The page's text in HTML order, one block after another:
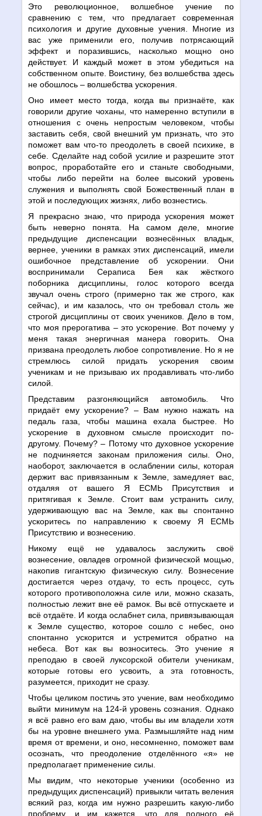
Это революционное, волшебное учение по
сравнению с тем, что предлагает современная
психология и другие духовные учения. Многие из
вас уже применили его, получив потрясающий
эффект и поразившись, насколько мощно оно
действует. И каждый может в этом убедиться на
собственном опыте. Воистину, без волшебства здесь
не обошлось – волшебства ускорения.
Оно имеет место тогда, когда вы признаёте, как
говорили другие чоханы, что намеренно вступили в
отношения с очень непростым человеком, чтобы
заставить себя, свой внешний ум признать, что это
поможет вам что-то преодолеть в своей психике, в
себе. Сделайте над собой усилие и разрешите этот
вопрос, проработайте его и станьте свободными,
чтобы либо перейти на более высокий уровень
служения и выполнять свой Божественный план в
этой и последующих жизнях, либо вознестись.
Я прекрасно знаю, что природа ускорения может
быть неверно понята. На самом деле, многие
предыдущие диспенсации вознесённых владык,
вернее, ученики в рамках этих диспенсаций, имели
ошибочное представление об ускорении. Они
воспринимали Сераписа Бея как жёсткого
поборника дисциплины, голос которого всегда
звучал очень строго (примерно так же строго, как
сейчас), и им казалось, что он требовал столь же
строгой дисциплины от своих учеников. Дело в том,
что моя прерогатива – это ускорение. Вот почему у
меня такая энергичная манера говорить. Она
призвана преодолеть любое сопротивление. Но я не
стремлюсь силой придать ускорения своим
ученикам и не призываю их продавливать что-либо
силой.
Представим разгоняющийся автомобиль. Что
придаёт ему ускорение? – Вам нужно нажать на
педаль газа, чтобы машина ехала быстрее. Но
ускорение в духовном смысле происходит по-
другому. Почему? – Потому что духовное ускорение
не подчиняется законам приложения силы. Оно,
наоборот, заключается в ослаблении силы, которая
держит вас привязанным к Земле, замедляет вас,
отдаляя от вашего Я ЕСМЬ Присутствия и
притягивая к Земле. Стоит вам устранить силу,
удерживающую вас на Земле, как вы спонтанно
ускоритесь по направлению к своему Я ЕСМЬ
Присутствию и вознесению.
Никому ещё не удавалось заслужить своё
вознесение, овладев огромной физической мощью,
накопив гигантскую физическую силу. Вознесение
достигается через отдачу, то есть процесс, суть
которого противоположна силе или, можно сказать,
полностью лежит вне её рамок. Вы всё отпускаете и
всё отдаёте. И когда ослабнет сила, привязывающая
к Земле существо, которое сошло с небес, оно
спонтанно ускорится и устремится обратно на
небеса. Вот как вы возноситесь. Это учение я
преподаю в своей луксорской обители ученикам,
которые готовы его усвоить, а эта готовность,
разумеется, приходит не сразу.
Чтобы целиком постичь это учение, вам необходимо
выйти минимум на 124-й уровень сознания. Однако
я всё равно его вам даю, чтобы вы им владели хотя
бы на уровне внешнего ума. Размышляйте над ним
время от времени, и оно, несомненно, поможет вам
осознать, что преодоление отделённого «я» не
предполагает применение силы.
Мы видим, что некоторые ученики (особенно из
предыдущих диспенсаций) привыкли читать веления
всякий раз, когда им нужно разрешить какую-либо
проблему, и им кажется, что для полного её